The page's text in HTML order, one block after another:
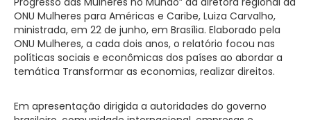
ONU Mulheres para Américas e Caribe, Luiza Carvalho,
ministrada, em 22 de junho, em Brasília. Elaborado pela
ONU Mulheres, a cada dois anos, o relatório focou nas
políticas sociais e econômicas dos países ao abordar a
temática Transformar as economias, realizar direitos.
Em apresentação dirigida a autoridades do governo